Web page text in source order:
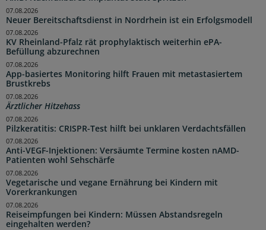
Neuer Bereitschaftsdienst in Nordrhein ist ein Erfolgsmodell
07.08.2026
KV Rheinland-Pfalz rät prophylaktisch weiterhin ePA-
Befüllung abzurechnen
07.08.2026
App-basiertes Monitoring hilft Frauen mit metastasiertem
Brustkrebs
07.08.2026
Ärztlicher Hitzehass
07.08.2026
Pilzkeratitis: CRISPR-Test hilft bei unklaren Verdachtsfällen
07.08.2026
Anti-VEGF-Injektionen: Versäumte Termine kosten nAMD-
Patienten wohl Sehschärfe
07.08.2026
Vegetarische und vegane Ernährung bei Kindern mit
Vorerkrankungen
07.08.2026
Reiseimpfungen bei Kindern: Müssen Abstandsregeln
eingehalten werden?
07.08.2026